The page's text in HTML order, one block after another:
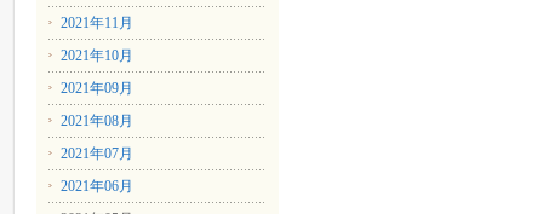
2021年11月
2021年10月
2021年09月
2021年08月
2021年07月
2021年06月